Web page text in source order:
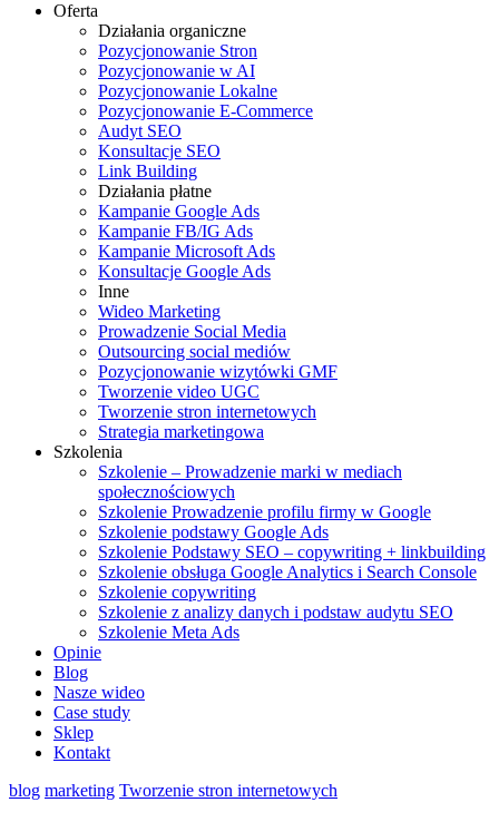
Oferta
Działania organiczne
Pozycjonowanie Stron
Pozycjonowanie w AI
Pozycjonowanie Lokalne
Pozycjonowanie E-Commerce
Audyt SEO
Konsultacje SEO
Link Building
Działania płatne
Kampanie Google Ads
Kampanie FB/IG Ads
Kampanie Microsoft Ads
Konsultacje Google Ads
Inne
Wideo Marketing
Prowadzenie Social Media
Outsourcing social mediów
Pozycjonowanie wizytówki GMF
Tworzenie video UGC
Tworzenie stron internetowych
Strategia marketingowa
Szkolenia
Szkolenie – Prowadzenie marki w mediach
społecznościowych
Szkolenie Prowadzenie profilu firmy w Google
Szkolenie podstawy Google Ads
Szkolenie Podstawy SEO – copywriting + linkbuilding
Szkolenie obsługa Google Analytics i Search Console
Szkolenie copywriting
Szkolenie z analizy danych i podstaw audytu SEO
Szkolenie Meta Ads
Opinie
Blog
Nasze wideo
Case study
Sklep
Kontakt
blog marketing Tworzenie stron internetowych